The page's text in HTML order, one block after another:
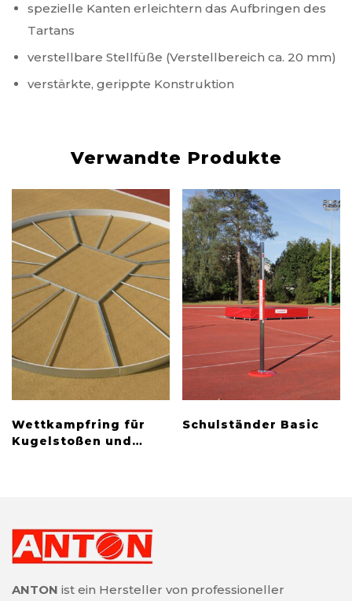
spezielle Kanten erleichtern das Aufbringen des
Tartans
verstellbare Stellfüße (Verstellbereich ca. 20 mm)
verstärkte, gerippte Konstruktion
Verwandte Produkte
Wettkampfring für
Kugelstoßen und
Schulständer Basic
ANTON ist ein Hersteller von professioneller